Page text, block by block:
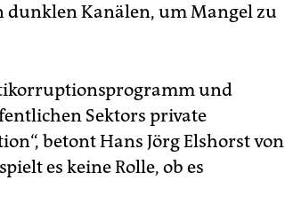
dunklen Kanälen, um Mangel zu
und
Sektors private
betont Hans Jörg Elshorst von
es keine Rolle, ob es